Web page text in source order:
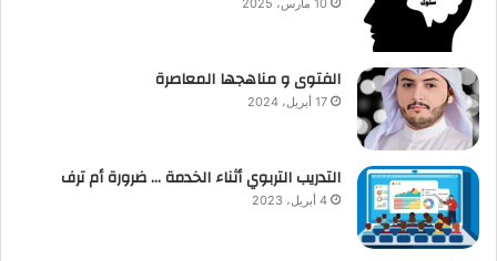
10 مارس، 2025
الفتوى و مناهجها المعاصرة
17 أبريل، 2024
التدريب التربوي أثناء الخدمة … ضرورة أم ترف
4 أبريل، 2023